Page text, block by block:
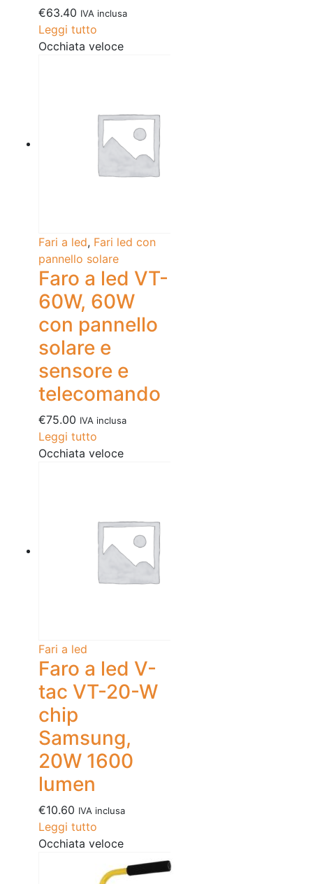
€63.40 IVA inclusa
Leggi tutto
Occhiata veloce
Fari a led, Fari led con
pannello solare
Faro a led VT-
60W, 60W
con pannello
solare e
sensore e
telecomando
€75.00 IVA inclusa
Leggi tutto
Occhiata veloce
Fari a led
Faro a led V-
tac VT-20-W
chip
Samsung,
20W 1600
lumen
€10.60 IVA inclusa
Leggi tutto
Occhiata veloce